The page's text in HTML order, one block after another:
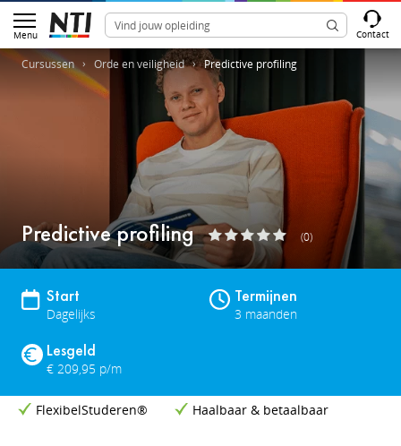
Menu Contact
Cursussen Orde en veiligheid Predictive profiling
Predictive profiling (0)
Start
Dagelijks
Termijnen
3 maanden
Lesgeld
€ 209,95 p/m
FlexibelStuderen® Haalbaar & betaalbaar